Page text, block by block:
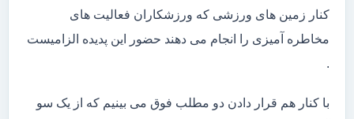
کنار زمین های ورزشی که ورزشکاران فعالیت های
مخاطره آمیزی را انجام می دهند حضور این پدیده الزامیست
.
با کنار هم قرار دادن دو مطلب فوق می بینیم که از یک سو